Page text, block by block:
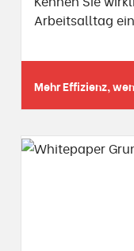
Arbeitsalltag